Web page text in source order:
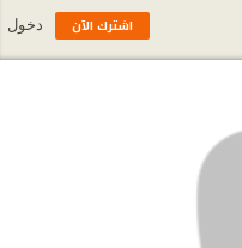
اشترك الآن دخول